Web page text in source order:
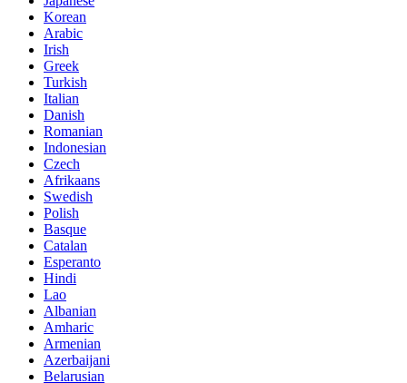
Korean
Arabic
Irish
Greek
Turkish
Italian
Danish
Romanian
Indonesian
Czech
Afrikaans
Swedish
Polish
Basque
Catalan
Esperanto
Hindi
Lao
Albanian
Amharic
Armenian
Azerbaijani
Belarusian